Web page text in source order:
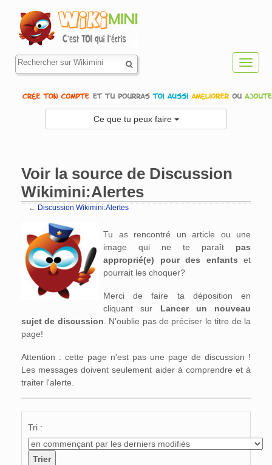
Ce que tu peux faire
Voir la source de Discussion
Wikimini:Alertes
← Discussion Wikimini:Alertes
Tu as rencontré un article ou une
image qui ne te paraît pas
approprié(e) pour des enfants et
pourrait les choquer?
Merci de faire ta déposition en
cliquant sur Lancer un nouveau
sujet de discussion . N'oublie pas de préciser le titre de la
page!
Attention : cette page n'est pas une page de discussion !
Les messages doivent seulement aider à comprendre et à
traiter l'alerte.
Tri :